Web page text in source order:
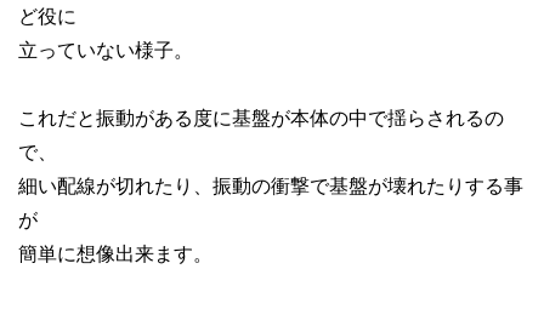
ど役に
立っていない様子。
これだと振動がある度に基盤が本体の中で揺らされるの
で、
細い配線が切れたり、振動の衝撃で基盤が壊れたりする事
が
簡単に想像出来ます。